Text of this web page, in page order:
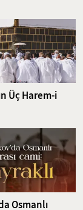
uzanan
Üç Harem-i
Osmanlı